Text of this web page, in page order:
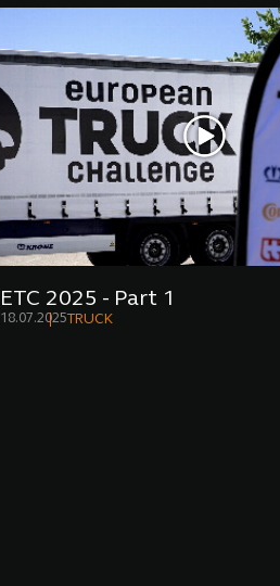
ETC 2025 - Part 1
18.07.2025 TRUCK